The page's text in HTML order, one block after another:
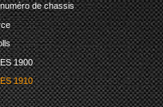
de chassis
1900
1910